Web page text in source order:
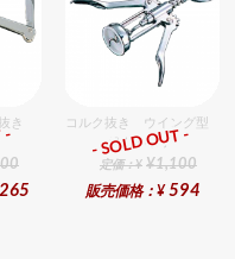
ブラー 352 6個入りセット
き
-
コルク抜き ウイング型 ク
総合ﾗﾝｷﾝｸﾞ
定価：¥ ¥1,100
販売価格：¥ 594
- SOLD OUT -